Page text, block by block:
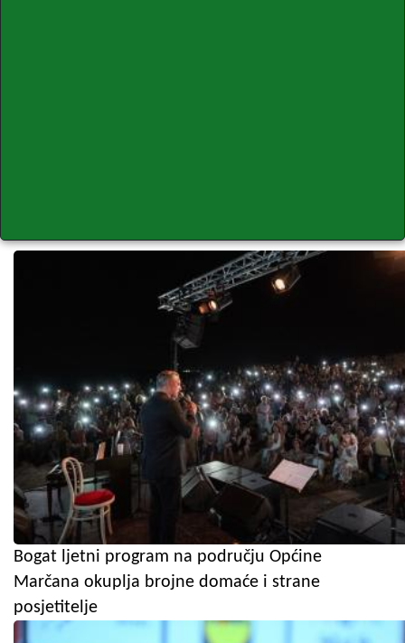
Bogat ljetni program na području Općine
Marčana okuplja brojne domaće i strane
posjetitelje